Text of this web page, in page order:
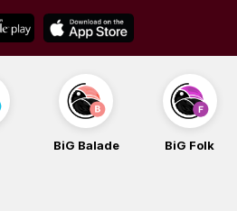
BiG Balade BiG Folk